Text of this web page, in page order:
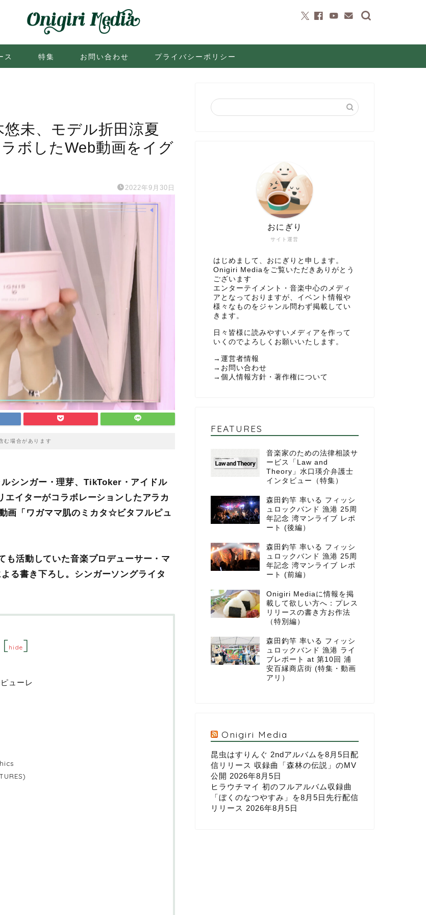
ス 特集 お問い合わせ プライバシーポリシー
未、モデル折田涼夏
ボしたWeb動画をイグ
2022年9月30日
む場合があります
シンガー・理芽、TikToker・アイドル
イターがコラボレーションしたアラカ
画「ワガママ肌のミカタ☆ビタフルピュ
活動していた音楽プロデューサー・マ
る書き下ろし。シンガーソングライタ
[hide]
ューレ
サイト運営
おにぎり
はじめまして、おにぎりと申します。
Onigiri Mediaをご覧いただきありがとう
ございます
エンターテイメント・音楽中心のメディ
アとなっておりますが、イベント情報や
様々なものをジャンル問わず掲載してい
きます。
日々皆様に読みやすいメディアを作って
いくのでよろしくお願いいたします。
→ 運営者情報
→ お問い合わせ
→ 個人情報方針・著作権について
FEATURES
音楽家のための法律相談サ
ービス「Law and
Theory」水口瑛介弁護士
インタビュー（特集）
森田釣竿 率いる フィッシ
ュロックバンド 漁港 25周
年記念 湾マンライブ レポ
ート (後編）
森田釣竿 率いる フィッシ
ュロックバンド 漁港 25周
年記念 湾マンライブ レポ
ート (前編）
Onigiri Mediaに情報を掲
載して欲しい方へ：プレス
リリースの書き方お作法
（特別編）
森田釣竿 率いる フィッシ
ュロックバンド 漁港 ライ
ブレポート at 第10回 浦
安百縁商店街 (特集・動画
アリ）
Onigiri Media
昆虫はすりんぐ 2ndアルバムを8月5日配
信リリース 収録曲「森林の伝説」のMV
公開 2026年8月5日
ヒラウチマイ 初のフルアルバム収録曲
「ぼくのなつやすみ」を8月5日先行配信
リリース 2026年8月5日